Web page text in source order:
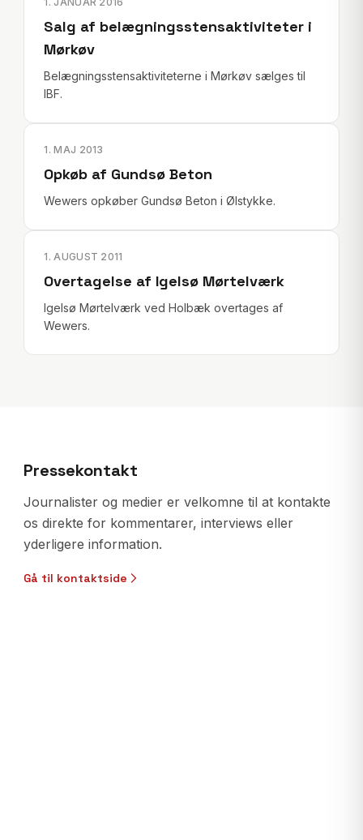
Salg af belægningsstensaktiviteter i
Mørkøv
Belægningsstensaktiviteterne i Mørkøv sælges til
IBF.
1. MAJ 2013
Opkøb af Gundsø Beton
Wewers opkøber Gundsø Beton i Ølstykke.
1. AUGUST 2011
Overtagelse af Igelsø Mørtelværk
Igelsø Mørtelværk ved Holbæk overtages af
Wewers.
Pressekontakt
Journalister og medier er velkomne til at kontakte
os direkte for kommentarer, interviews eller
yderligere information.
Gå til kontaktside